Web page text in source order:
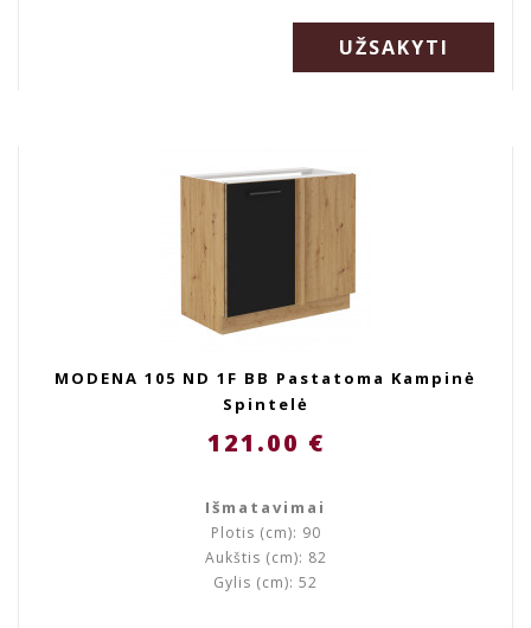
UŽSAKYTI
MODENA 105 ND 1F BB Pastatoma Kampinė
Spintelė
121.00 €
Išmatavimai
Plotis (cm): 90
Aukštis (cm): 82
Gylis (cm): 52